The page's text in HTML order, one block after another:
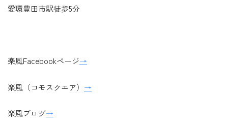
愛環豊田市駅徒歩5分
楽風Facebookページ→
楽風（コモスクエア） →
楽風ブログ→